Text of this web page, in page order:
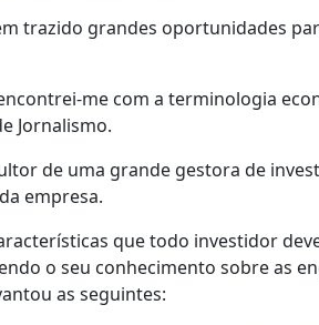
trazido grandes oportunidades
me com a terminologia
Jornalismo.
de uma grande gestora de
da empresa.
que todo investidor
o seu conhecimento sobre as
as seguintes: